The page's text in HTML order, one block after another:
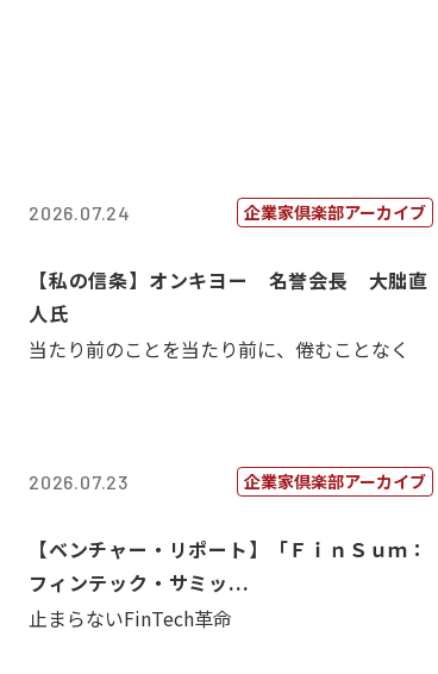
2026.07.24 企業家倶楽部アーカイブ
【私の信条】オンキヨー 名誉会長 大朏直
人氏
当たり前のことを当たり前に、倦むことなく
2026.07.23 企業家倶楽部アーカイブ
【ベンチャー・リポート】「ＦｉｎＳｕｍ：
フィンテック・サミッ...
止まらないFinTech革命